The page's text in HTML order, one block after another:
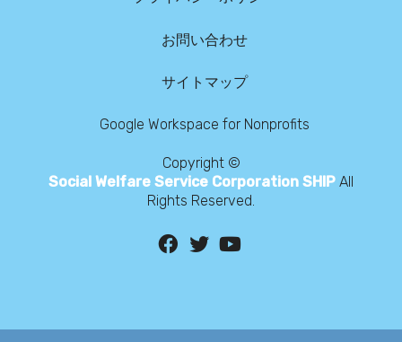
お問い合わせ
サイトマップ
Google Workspace for Nonprofits
Copyright ©
Social Welfare Service Corporation SHIP All
Rights Reserved.